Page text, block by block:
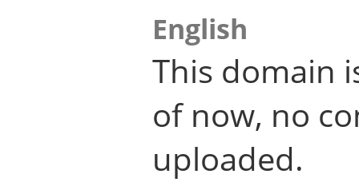
English
This domain
of now, no
uploaded.